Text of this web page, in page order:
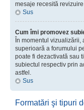
mesaje recesită
Sus
Cum îmi promovez
În momentul vizualizării,
superioară a forumului
poate fi dezactivată sau
subiectul respectiv prin
astfel.
Sus
Formatări şi tipuri